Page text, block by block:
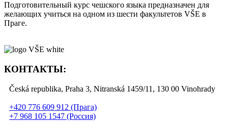
Подготовительный курс чешского языка предназначен для
желающих учиться на одном из шести факультетов VŠE в
Праге.
КОНТАКТЫ:
Česká republika, Praha 3, Nitranská 1459/11, 130 00 Vinohrady
+420 776 609 912 (Прага)
+7 968 105 1547 (Россия)